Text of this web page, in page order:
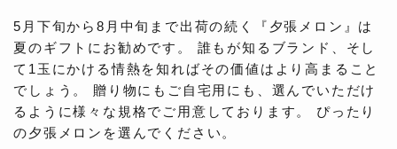
5月下旬から8月中旬まで出荷の続く『夕張メロン』は
夏のギフトにお勧めです。 誰もが知るブランド、そし
て1玉にかける情熱を知ればその価値はより高まること
でしょう。 贈り物にもご自宅用にも、選んでいただけ
るように様々な規格でご用意しております。 ぴったり
の夕張メロンを選んでください。